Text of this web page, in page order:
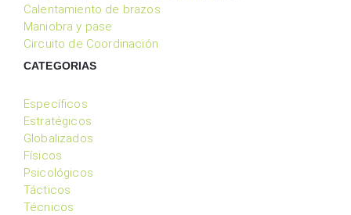
Calentamiento de brazos
Maniobra y pase
Circuito de Coordinación
CATEGORIAS
Específicos
Estratégicos
Globalizados
Físicos
Psicológicos
Tácticos
Técnicos